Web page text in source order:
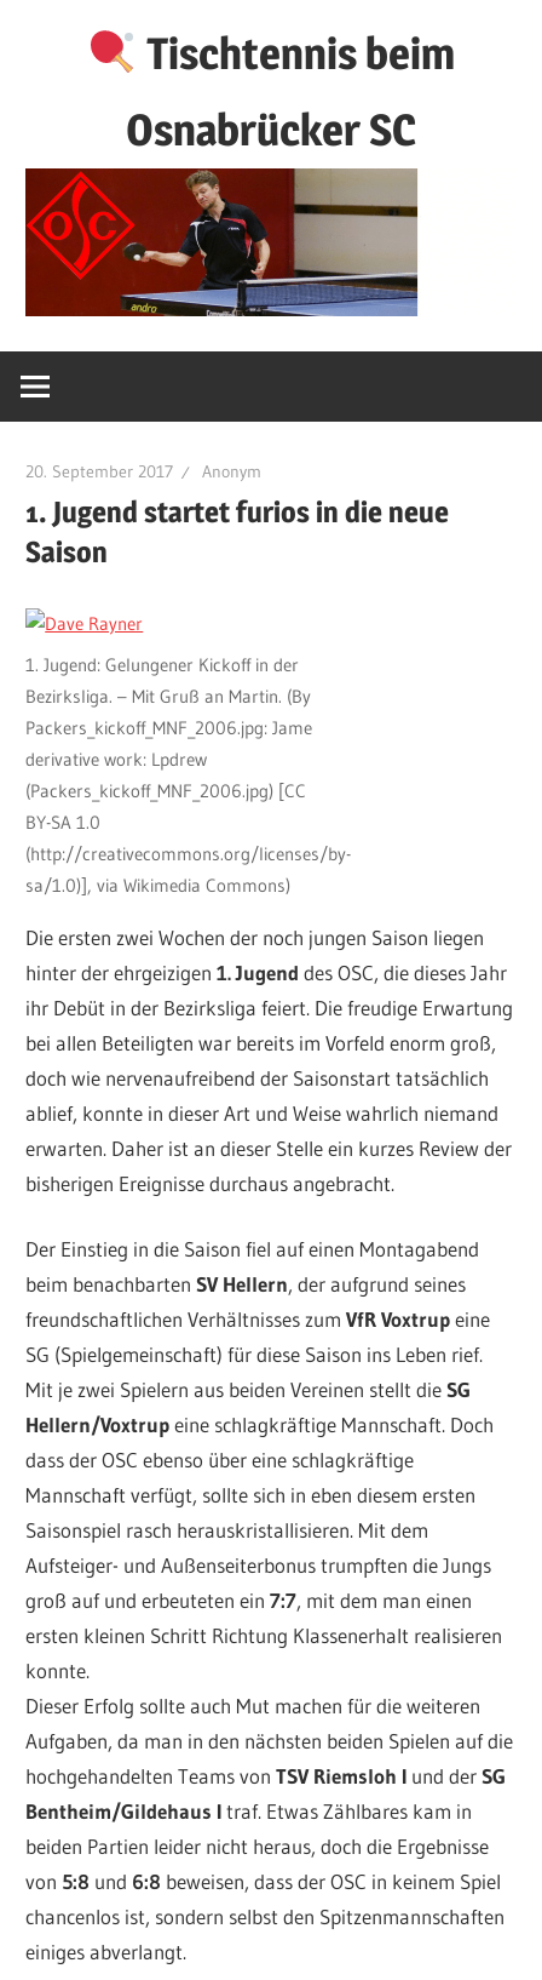
Tischtennis beim
Osnabrücker SC
20. September 2017 Anonym
1. Jugend startet furios in die neue
Saison
1. Jugend: Gelungener Kickoff in der
Bezirksliga. – Mit Gruß an Martin. (By
Packers_kickoff_MNF_2006.jpg: Jame
derivative work: Lpdrew
(Packers_kickoff_MNF_2006.jpg) [CC
BY-SA 1.0
(http://creativecommons.org/licenses/by-
sa/1.0)], via Wikimedia Commons)
Die ersten zwei Wochen der noch jungen Saison liegen
hinter der ehrgeizigen1. Jugend des OSC, die dieses Jahr
ihr Debüt in der Bezirksliga feiert. Die freudige Erwartung
bei allen Beteiligten war bereits im Vorfeld enorm groß,
doch wie nervenaufreibend der Saisonstart tatsächlich
ablief, konnte in dieser Art und Weise wahrlich niemand
erwarten. Daher ist an dieser Stelle ein kurzes Review der
bisherigen Ereignisse durchaus angebracht.
Der Einstieg in die Saison fiel auf einen Montagabend
beim benachbartenSV Hellern, der aufgrund seines
freundschaftlichen Verhältnisses zumVfR Voxtrupeine
SG (Spielgemeinschaft) für diese Saison ins Leben rief.
Mit je zwei Spielern aus beiden Vereinen stellt dieSG
Hellern/Voxtrupeine schlagkräftige Mannschaft. Doch
dass der OSC ebenso über eine schlagkräftige
Mannschaft verfügt, sollte sich in eben diesem ersten
Saisonspiel rasch herauskristallisieren. Mit dem
Aufsteiger- und Außenseiterbonus trumpften die Jungs
groß auf und erbeuteten ein7:7, mit dem man einen
ersten kleinen Schritt Richtung Klassenerhalt realisieren
konnte.
Dieser Erfolg sollte auch Mut machen für die weiteren
Aufgaben, da man in den nächsten beiden Spielen auf die
hochgehandelten Teams vonTSV Riemsloh I und derSG
Bentheim/Gildehaus Itraf. Etwas Zählbares kam in
beiden Partien leider nicht heraus, doch die Ergebnisse
von 5:8 und 6:8 beweisen, dass der OSC in keinem Spiel
chancenlos ist, sondern selbst den Spitzenmannschaften
einiges abverlangt.